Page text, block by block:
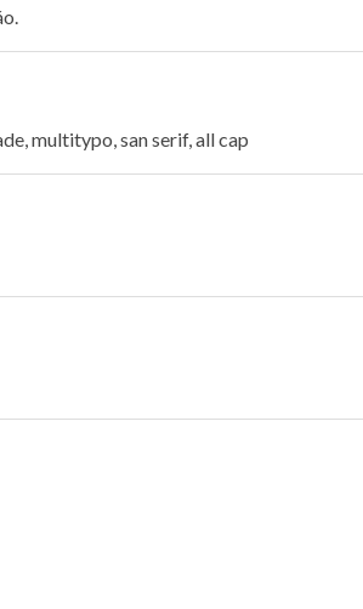
multitypo, san serif, all cap